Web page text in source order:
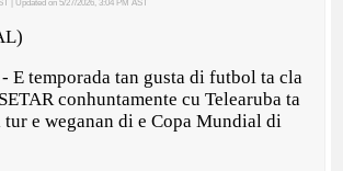
| Updated on 5/27/2026, 3:04 PM AST
E temporada tan gusta di futbol ta cla
conhuntamente cu Telearuba ta
e weganan di e Copa Mundial di